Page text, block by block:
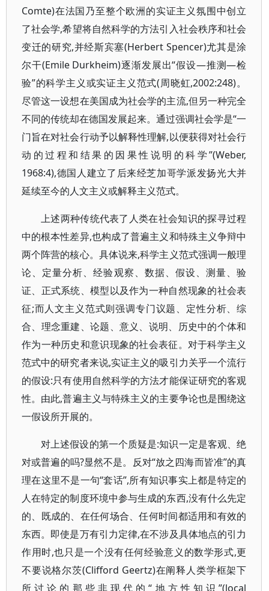
Comte)在法国乃至整个欧洲的实证主义氛围中创立
了社会学,希望将自然科学的方法引入社会秩序和社会
变迁的研究,并经斯宾塞(Herbert Spencer)尤其是涂
尔干(Emile Durkheim)逐渐发展出“假设—推测—检
验”的科学主义或实证主义范式(周晓虹,2002:248)。
尽管这一设想在美国成为社会学的主流,但另一种完全
不同的传统却在德国发展起来。通过强调社会学是“一
门旨在对社会行动予以解释性理解,以便获得对社会行
动的过程和结果的因果性说明的科学”(Weber,
1968:4),德国人建立了后来经芝加哥学派发扬光大并
延续至今的人文主义或解释主义范式。
上述两种传统代表了人类在社会知识的探寻过程
中的根本性差异,也构成了普遍主义和特殊主义争辩中
两个阵营的核心。具体说来,科学主义范式强调一般理
论、定量分析、经验观察、数据、假设、测量、验
证、正式系统、模型以及作为一种自然现象的社会表
征;而人文主义范式则强调专门议题、定性分析、综
合、理念重建、论题、意义、说明、历史中的个体和
作为一种历史和意识现象的社会表征。对于科学主义
范式中的研究者来说,实证主义的吸引力关乎一个流行
的假设:只有使用自然科学的方法才能保证研究的客观
性。由此,普遍主义与特殊主义的主要争论也是围绕这
一假设所开展的。
对上述假设的第一个质疑是:知识一定是客观、绝
对或普遍的吗?显然不是。反对“放之四海而皆准”的真
理在这里不是一句“套话”,所有知识事实上都是特定的
人在特定的制度环境中参与生成的东西,没有什么先定
的、既成的、在任何场合、任何时间都适用和有效的
东西。即使是万有引力定律,在不涉及具体地点的引力
作用时,也只是一个没有任何经验意义的数学形式,更
不要说格尔茨(Clifford Geertz)在阐释人类学框架下
所讨论的那些非现代的“地方性知识”(local